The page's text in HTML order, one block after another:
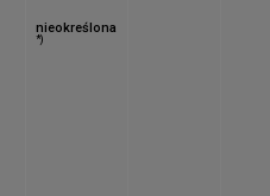
nieokreślona
*)